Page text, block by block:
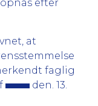
efter
at
faglig
den. 13.